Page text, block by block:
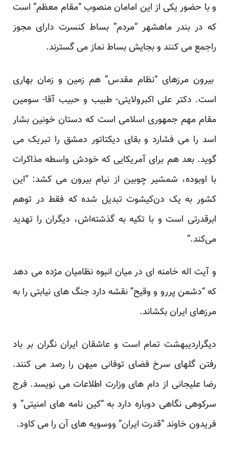
و با حضوریکی از این امامان منصوب “مقام معظم” است
که در بندر ماهشهر “مردم” بساط کنسرت دارای مجوز
راجمع می کنند و بجایش بساط نماز می گسترند.
بیرون مرزهای “نظام مقدس” هم زمین و زمان بهاری
است. دکتر علی اکبرولایتی- طبیب و حبیب آقا- سومین
مقام مهم جمهوری اسلامی است که دستان خونین بشار
اسد را می فشارد و بقای دیکتاتور دمشق را تبریک می
گوید. بعد هم برای آمریکایی که خودش واسطه مذاکرات
با اوبوده، شمشیر چوبین از نیام بیرون می کشد: “این
کشور به یک دن‌کیشوت تبدیل شده که فقط در توهم
ابرقدرتی است و با تکیه به گذشته‌اش، دیگران را تهدید
می‌کند.”
و آیت اله خامنه ای در میان انبوه نظامیان مژده می دهد
که “دشمن پررو و وقیح” نقشه دارد جنگ های نیابتی را به
مرزهای ایران بکشاند.
دیگراردیبهشت تمام است و عاشقان ایران نگران بر باد
رفتن گلهای سرخ فضای توفانی میهن را رصد می کنند.
رضا علیجانی از دام های وزارت اطلاعات می نویسد. فرج
سرکوهی نگاهی دوباره دارد به “کین نامه های امنیتی” و
فریدون خاوند “قدرت ایران” ووسویه های آن را می کاود.